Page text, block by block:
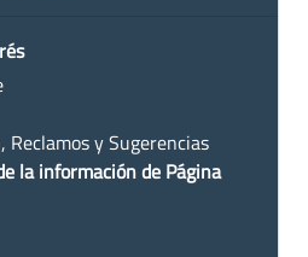
y Sugerencias
la información de Página